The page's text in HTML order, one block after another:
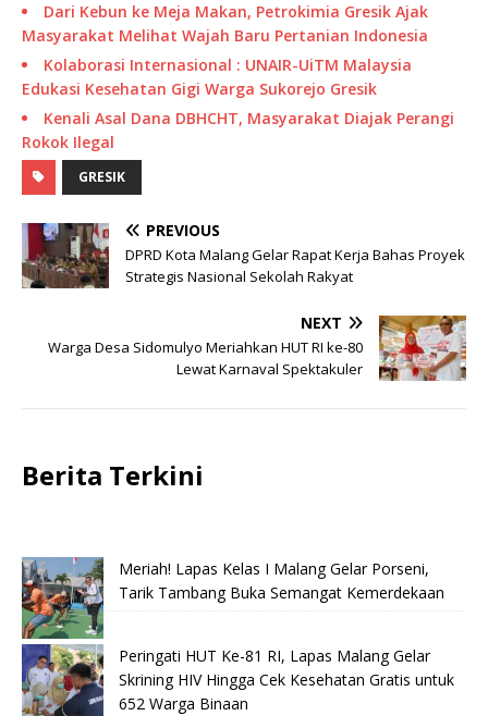
Dari Kebun ke Meja Makan, Petrokimia Gresik Ajak
Masyarakat Melihat Wajah Baru Pertanian Indonesia
Kolaborasi Internasional : UNAIR-UiTM Malaysia
Edukasi Kesehatan Gigi Warga Sukorejo Gresik
Kenali Asal Dana DBHCHT, Masyarakat Diajak Perangi
Rokok Ilegal
GRESIK
PREVIOUS
DPRD Kota Malang Gelar Rapat Kerja Bahas Proyek
Strategis Nasional Sekolah Rakyat
NEXT
Warga Desa Sidomulyo Meriahkan HUT RI ke-80
Lewat Karnaval Spektakuler
Berita Terkini
Meriah! Lapas Kelas I Malang Gelar Porseni,
Tarik Tambang Buka Semangat Kemerdekaan
Peringati HUT Ke-81 RI, Lapas Malang Gelar
Skrining HIV Hingga Cek Kesehatan Gratis untuk
652 Warga Binaan